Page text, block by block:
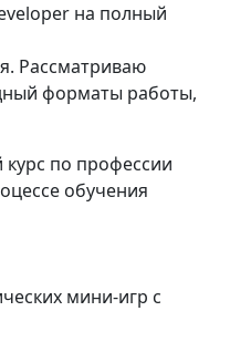
на полный
Рассматриваю
форматы работы,
по профессии
обучения
мини-игр с